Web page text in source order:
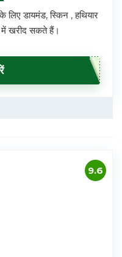
डायमंड, स्किन , हथियार
खरीद सकते हैं।
9.6